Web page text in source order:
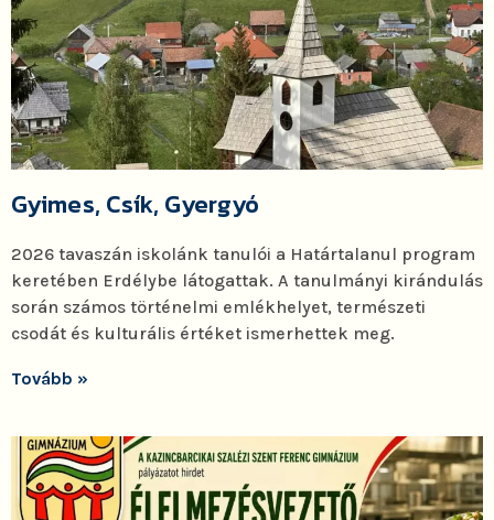
Gyimes, Csík, Gyergyó
2026 tavaszán iskolánk tanulói a Határtalanul program
keretében Erdélybe látogattak. A tanulmányi kirándulás
során számos történelmi emlékhelyet, természeti
csodát és kulturális értéket ismerhettek meg.
Tovább »